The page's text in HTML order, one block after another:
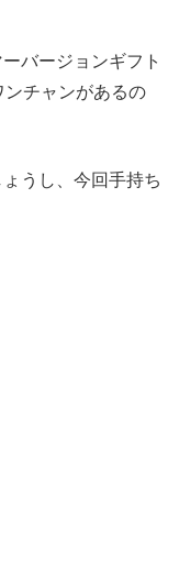
バージョンギフト
チャンがあるの
うし、今回手持ち